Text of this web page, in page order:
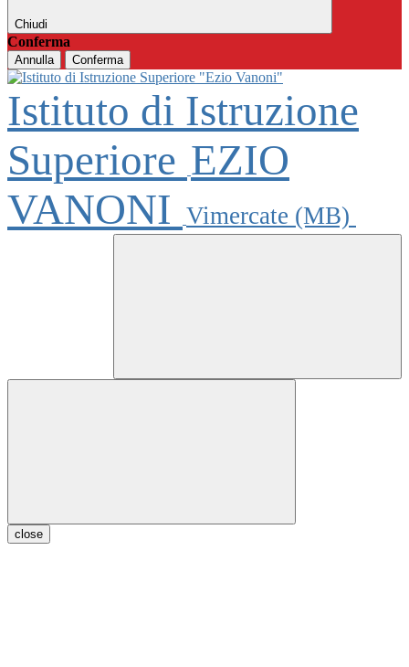
Chiudi
Conferma
Annulla Conferma
Istituto di Istruzione
Superiore EZIO
VANONI Vimercate (MB)
close